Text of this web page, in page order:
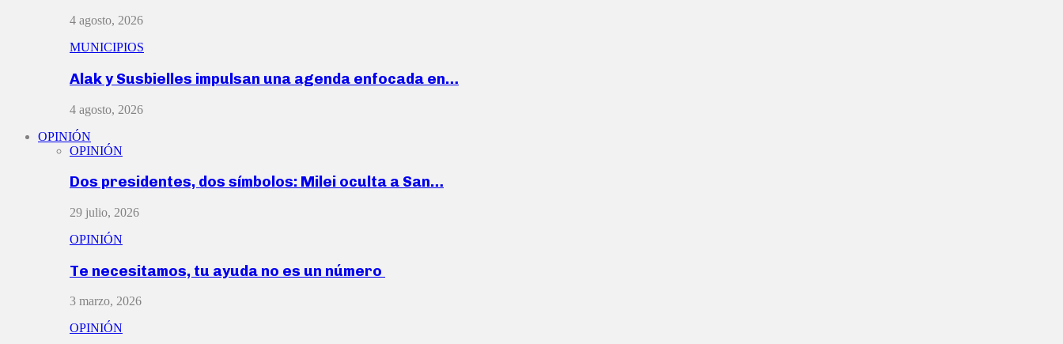
4 agosto, 2026
MUNICIPIOS
Alak y Susbielles impulsan una agenda enfocada en…
4 agosto, 2026
OPINIÓN
OPINIÓN
Dos presidentes, dos símbolos: Milei oculta a San…
29 julio, 2026
OPINIÓN
Te necesitamos, tu ayuda no es un número
3 marzo, 2026
OPINIÓN